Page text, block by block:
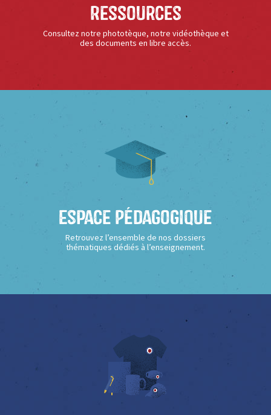
Ressources
Consultez notre phototèque, notre vidéothèque et
des documents en libre accès.
Espace Pédagogique
Retrouvez l’ensemble de nos dossiers
thématiques dédiés à l’enseignement.